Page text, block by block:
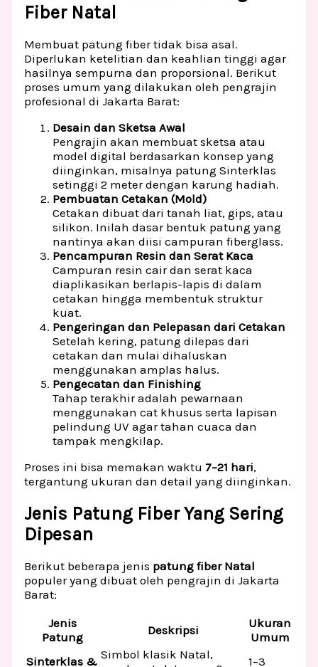
Fiber Natal
Membuat patung fiber tidak bisa asal.
Diperlukan ketelitian dan keahlian tinggi agar
hasilnya sempurna dan proporsional. Berikut
proses umum yang dilakukan oleh pengrajin
profesional di Jakarta Barat:
Desain dan Sketsa Awal
Pengrajin akan membuat sketsa atau
model digital berdasarkan konsep yang
diinginkan, misalnya patung Sinterklas
setinggi 2 meter dengan karung hadiah.
Pembuatan Cetakan (Mold)
Cetakan dibuat dari tanah liat, gips, atau
silikon. Inilah dasar bentuk patung yang
nantinya akan diisi campuran fiberglass.
Pencampuran Resin dan Serat Kaca
Campuran resin cair dan serat kaca
diaplikasikan berlapis-lapis di dalam
cetakan hingga membentuk struktur
kuat.
Pengeringan dan Pelepasan dari Cetakan
Setelah kering, patung dilepas dari
cetakan dan mulai dihaluskan
menggunakan amplas halus.
Pengecatan dan Finishing
Tahap terakhir adalah pewarnaan
menggunakan cat khusus serta lapisan
pelindung UV agar tahan cuaca dan
tampak mengkilap.
Proses ini bisa memakan waktu 7–21 hari,
tergantung ukuran dan detail yang diinginkan.
Jenis Patung Fiber Yang Sering
Dipesan
Berikut beberapa jenis patung fiber Natal
populer yang dibuat oleh pengrajin di Jakarta
Barat:
Jenis
Patung
Deskripsi
Ukuran
Umum
Sinterklas & Simbol klasik Natal,
1–3